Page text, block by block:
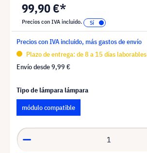
99,90 €*
Precios con IVA incluido.
Precios con IVA incluido, más gastos de envío
Plazo de entrega: de 8 a 15 días laborables
Envío desde9,99 €
Tipo de lámpara lámpara
módulo compatible